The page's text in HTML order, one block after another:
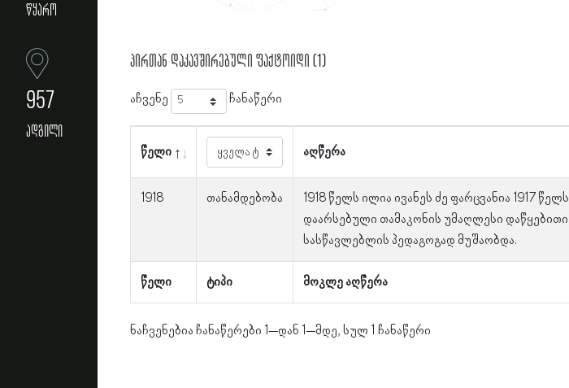
წყარო
957
ადგილი
პირთან დაკავშირებული ფაქტოიდი (1)
აჩვენე ჩანაწერი
წელი აღწერა
წელი ტიპი მოკლე აღწერა
1918 თანამდებობა
1918 წელს ილია ივანეს ძე ფარცვანია 1917 წელს
დაარსებული თამაკონის უმაღლესი დაწყებითი
სასწავლებლის პედაგოგად მუშაობდა.
ნაჩვენებია ჩანაწერები 1–დან 1–მდე, სულ 1 ჩანაწერი